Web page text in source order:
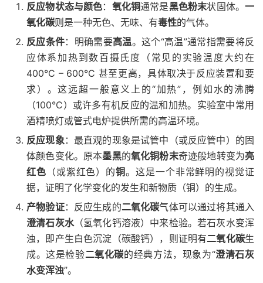
反应物状态与颜色： 氧化铜通常是黑色粉末状固体。一
氧化碳则是一种无色、无味、有毒性的气体。
反应条件：明确需要高温。这个“高温”通常指需要将反
应体系加热到数百摄氏度（常见的实验温度大约在
400°C – 600°C 甚至更高，具体取决于反应装置和要
求）。这远超一般意义上的“加热”，例如水的沸腾
（100°C）或许多有机反应的温和加热。实验室中常用
酒精喷灯或管式电炉提供所需的高温环境。
反应现象：最直观的现象是试管中（或反应管中）的固
体颜色变化。原本墨黑的氧化铜粉末奇迹般地转变为亮
红色 （或紫红色）的铜。这是一个非常鲜明的视觉证
据，证明了化学变化的发生和新物质（铜）的生成。
产物验证：反应生成的二氧化碳气体可以通过将其通入
澄清石灰水（氢氧化钙溶液）中来检验。若石灰水变浑
浊，即产生白色沉淀（碳酸钙），则证明有二氧化碳生
成。这是检验二氧化碳的经典方法，现象为“澄清石灰
水变浑浊”。